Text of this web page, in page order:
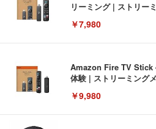
リーミング | ストリー
￥7,980
Amazon Fire TV Stick
体験 | ストリーミング
￥9,980